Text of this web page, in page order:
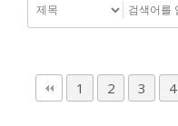
1 2 3 4